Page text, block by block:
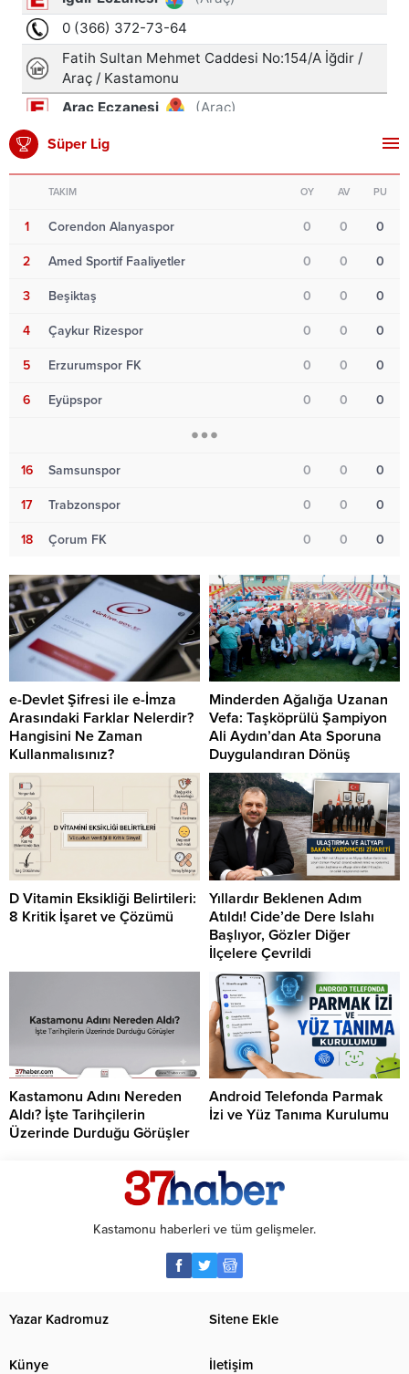
Süper Lig
TAKIM OY AV PU
1 Corendon Alanyaspor 0 0 0
2 Amed Sportif Faaliyetler 0 0 0
3 Beşiktaş 0 0 0
4 Çaykur Rizespor 0 0 0
5 Erzurumspor FK 0 0 0
6 Eyüpspor 0 0 0
16 Samsunspor 0 0 0
17 Trabzonspor 0 0 0
18 Çorum FK 0 0 0
e-Devlet Şifresi ile e-İmza
Arasındaki Farklar Nelerdir?
Hangisini Ne Zaman
Kullanmalısınız?
Minderden Ağalığa Uzanan
Vefa: Taşköprülü Şampiyon
Ali Aydın’dan Ata Sporuna
Duygulandıran Dönüş
D Vitamin Eksikliği Belirtileri:
8 Kritik İşaret ve Çözümü
Yıllardır Beklenen Adım
Atıldı! Cide’de Dere Islahı
Başlıyor, Gözler Diğer
İlçelere Çevrildi
Kastamonu Adını Nereden
Aldı? İşte Tarihçilerin
Üzerinde Durduğu Görüşler
Android Telefonda Parmak
İzi ve Yüz Tanıma Kurulumu
Kastamonu haberleri ve tüm gelişmeler.
Yazar Kadromuz Sitene Ekle
Künye İletişim